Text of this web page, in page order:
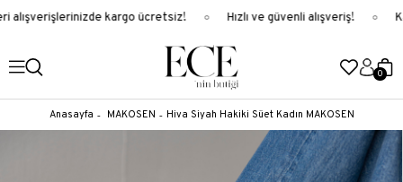
alışverişlerinizde kargo ücretsiz! Hızlı ve güvenli alışveriş!
0
Anasayfa MAKOSEN Hiva Siyah Hakiki Süet Kadın MAKOSEN